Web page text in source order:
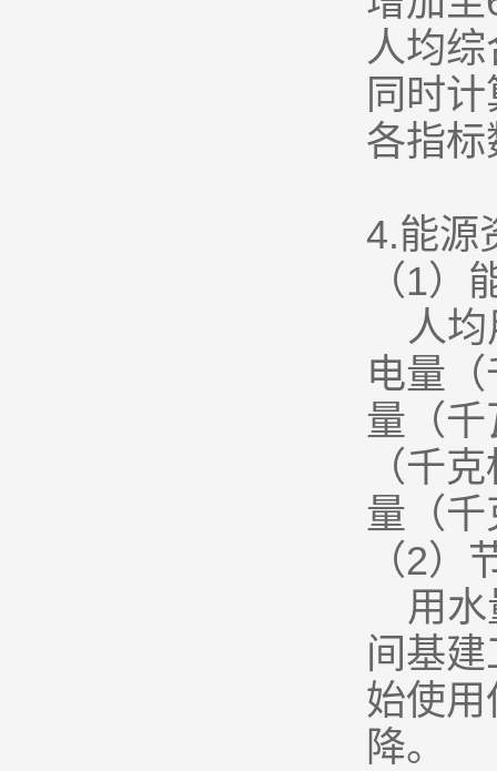
人均
同时
各指
4.能源
（1）
人
电量
量（
（千
量（
（2）
用
间基
始使
降。